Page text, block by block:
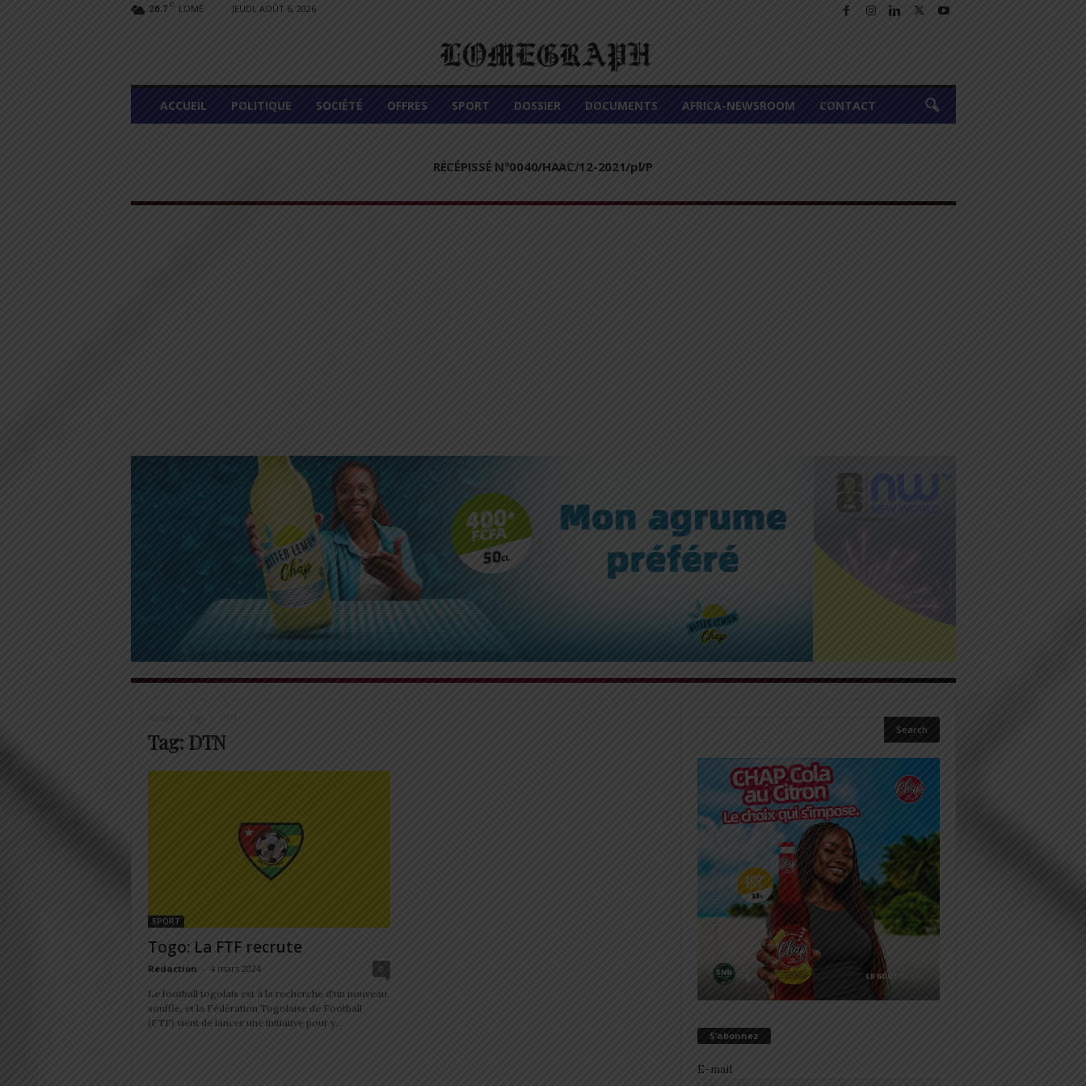
26.7 C LOMÉ JEUDI, AOÛT 6, 2026
L
M
ACCUEIL POLITIQUE SOCIÉTÉ OFFRES SPORT DOSSIER DOCUMENTS AFRICA-NEWSROOM CONTACT
RÉCÉPISSÉ N°0040/HAAC/12-2021/pl/P
Accueil Tags
Tag: DTN
SPORT
Togo: La FTF recrute
Redaction - 4 mars 2024 0
Le football togolais est à la recherche d'un nouveau
souffle, et la Fédération Togolaise de Football
(FTF) vient de lancer une initiative pour y...
S’abonnez
E-mail